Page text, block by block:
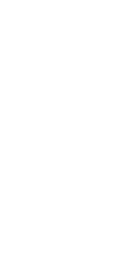
to browse this website, you
our